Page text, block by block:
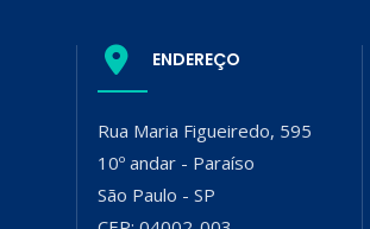
ENDEREÇO
Rua Maria Figueiredo, 595
10º andar - Paraíso
São Paulo - SP